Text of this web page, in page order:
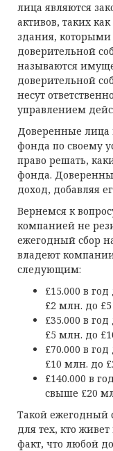
лица являются
активов, таких
здания,
доверительной
называются
доверительной
несут
управлением
Доверенные лица
фонда по своему
право решать,
фонда.
доход, добавляя
Вернемся к
компанией не
ежегодный сбор
владеют
следующим:
£15.000 в
£2 млн. до
£35.000 в
£5 млн. до
£70.000 в
£10 млн. до
£140.000 в
свыше £20
Такой ежегодный
для тех, кто
факт, что любой